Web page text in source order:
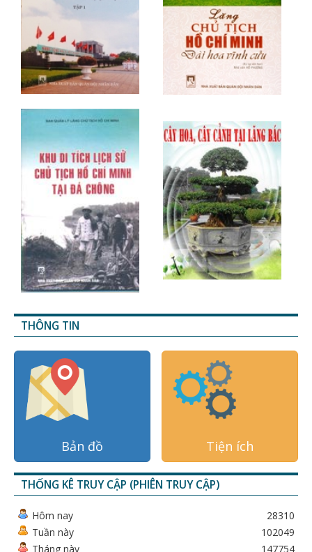
THÔNG TIN
Bản đồ Tiện ích
THỐNG KÊ TRUY CẬP (PHIÊN TRUY CẬP)
Hôm nay
Tuần này
Tháng này
28310
102049
147754